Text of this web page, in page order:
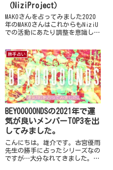
（NiziProject）
MAKOさんを占ってみました2020
年のMAKOさんはこれからもNiziU
での活動にあたり調整を意識しな
年長ということもあり、NiziUの
統制を考えていうことになるでし
ょう。今まではチームに入るため
の個人戦のよ...
勝手占い
BEYOOOOONDSの2021年で運
気が良いメンバーTOP3を出
してみました。
こんにちは。雄介です。古宮優雨
先生の勝手に占ったシリーズなの
ですが…大分なれてきました。今